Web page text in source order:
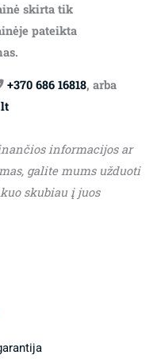
skirta tik
pateikta
+370 686 16818, arba
informacijos ar
galite mums užduoti
skubiau į juos